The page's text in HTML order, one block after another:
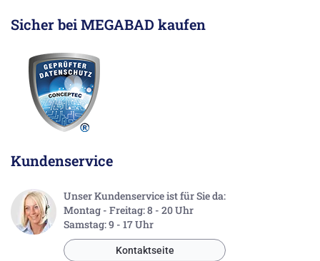
Sicher bei MEGABAD kaufen
Kundenservice
Unser Kundenservice ist für Sie da:
Montag - Freitag: 8 - 20 Uhr
Samstag: 9 - 17 Uhr
Kontaktseite